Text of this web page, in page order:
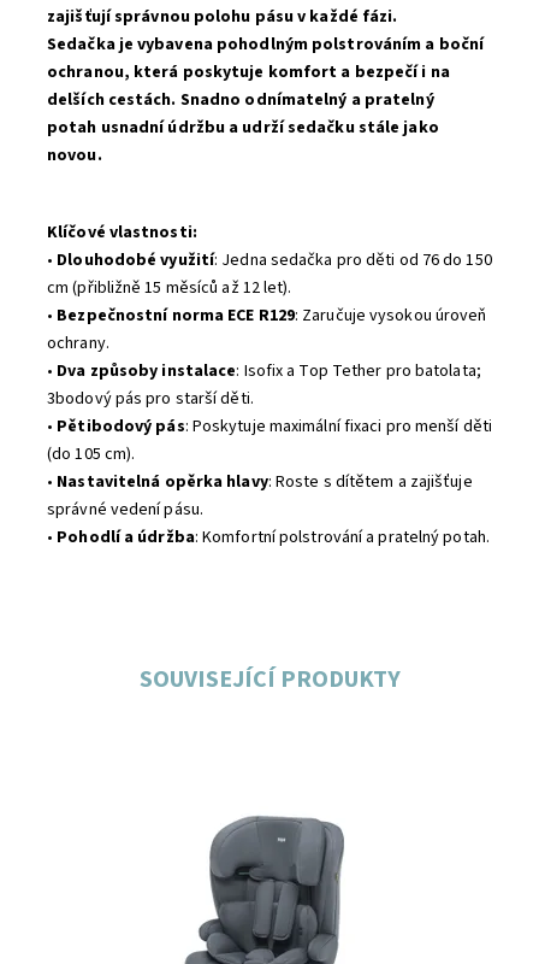
zajišťujísprávnou polohu pásuv každé fázi.
Sedačka je vybavena pohodlným polstrováním a boční
ochranou, která poskytuje komfort a bezpečíi na
delších cestách. Snadno odnímatelný a pratelný
potah usnadní údržbu a udrží sedačku stále jako
novou.
Klíčové vlastnosti:
• Dlouhodobé využití: Jedna sedačka pro děti od 76 do 150
cm (přibližně 15 měsíců až 12 let).
• Bezpečnostní norma ECE R129: Zaručuje vysokou úroveň
ochrany.
• Dva způsoby instalace: Isofix a Top Tether pro batolata;
3bodový pás pro starší děti.
• Pětibodový pás: Poskytuje maximální fixaci pro menší děti
(do 105 cm).
• Nastavitelná opěrka hlavy: Roste s dítětem a zajišťuje
správné vedení pásu.
• Pohodlí a údržba: Komfortní polstrování a pratelný potah.
SOUVISEJÍCÍ PRODUKTY
Skladem